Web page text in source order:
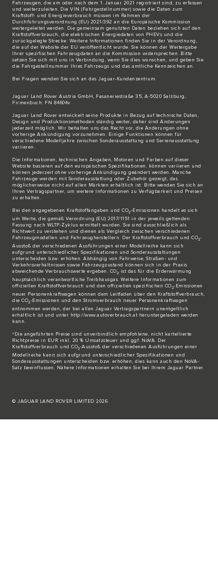
Fahrzeugen, die am oder nach dem 1. Januar 2021 registriert sind, zu erfassen
und weiterzuleiten. Die VIN (Fahrgestellnummer) sowie die Daten zum
Kraftstoff- und Energieverbrauch müssen im Rahmen der
Durchführungsverordnung (EU) 2021/392 an die Europäische Kommission
weitergeleitet werden. Die gemeinsam genutzten Daten beziehen sich auf den
Kraftstoffverbrauch, die elektrischen Energiedaten von PHEVs und die
zurückgelegte Strecke. Weitere Informationen finden Sie in der Verordnung,
die auf der Website der EU veröffentlicht wurde. Sie können der Weitergabe
Ihrer spezifischen Fahrzeugdaten an die Kommission widersprechen. Bitte
setzen Sie sich mit uns in Verbindung , wenn Sie dies wünschen, und geben Sie
die Fahrgestellnummer Ihres Fahrzeugs und das amtliche Kennzeichen an.
Bei Fragen wenden Sie sich an das Jaguar-Kundenzentrum.
Jaguar Land Rover Austria GmbH, Fasaneriestraße 35, A-5020 Salzburg,
Firmenbuch: FN 84604v
Jaguar Land Rover entwickelt seine Produkte in Bezug auf technische Daten,
Design und Produktionsmethoden ständig weiter, daher sind Änderungen
jederzeit möglich. Wir behalten uns das Recht vor, die Änderungen ohne
vorherige Ankündigung vorzunehmen. Einige Funktionen können für
verschiedene Modelljahre zwischen Sonderausstattung und Serienausstattung
variieren.
Die Informationen, technischen Angaben, Motoren und Farben auf dieser
Website basieren auf den europäischen Spezifikationen, können variieren und
können jederzeit ohne vorherige Ankündigung geändert werden. Manche
Fahrzeuge werden mit Sonderausstattung oder Zubehör gezeigt, das
möglicherweise nicht auf allen Märkten erhältlich ist. Bitte wenden Sie sich an
Ihren Vertragspartner, um weitere Informationen zu Verfügbarkeit und Preisen
zu erhalten.
Bei den angegebenen Kraftstoffangaben und CO2-Emissionen handelt es sich
um Werte, die gemäß Verordnung (EU) 2017/1151 in der jeweils geltenden
Fassung nach WLTP-Zyklus ermittelt wurden. Sie sind ausschließlich als
Richtwert zu verstehen und dienen als Vergleich zwischen verschiedenen
Fahrzeugmodellen und Fahrzeugherstellern. Der Kraftstoffverbrauch und CO2-
Ausstoß der verschiedenen Ausführungen einer Modellreihe kann sich
aufgrund unterschiedlicher Spezifikationen und Sonderausstattungen
unterscheiden bzw. erhöhen. Abhängig von Fahrweise, Straßen- und
Verkehrsverhältnissen sowie Fahrzeugzustand können sich in der Praxis
abweichende Verbrauchswerte ergeben. CO2 ist das für die Erderwärmung
hauptsächlich verantwortliche Treibhausgas. Weitere Informationen zum
offiziellen Kraftstoffverbrauch und den offiziellen spezifischen CO2-Emissionen
neuer Personenkraftwagen können dem Leitfaden über den Kraftstoffverbrauch,
die CO2-Emissionen und den Stromverbrauch neuer Personenkraftwagen
entnommen werden, der bei allen Jaguar Vertragspartnern unentgeltlich
erhältlich ist und unter http://www.autoverbrauch.at heruntergeladen werden
kann.
^Die angeführten Preise sind unverbindlich empfohlene, nicht kartellierte
Richtpreise in EUR inkl. 20 % Umsatzsteuer und ggf. NoVA. Der
Kraftstoffverbrauch und CO2-Ausstoß der verschiedenen Ausführungen einer
Modellreihe kann sich aufgrund unterschiedlicher Spezifikationen und
Sonderausstattungen unterscheiden bzw. erhöhen, dies kann auch den NoVA-
Satz beeinflussen. Nähere Informationen erhalten Sie bei Ihrem Jaguar Partner.
© JAGUAR LAND ROVER LIMITED 2026